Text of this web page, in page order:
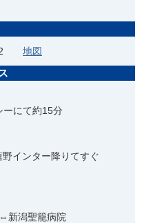
2 地図
にて約15分
インター降りてすぐ
新潟聖籠病院